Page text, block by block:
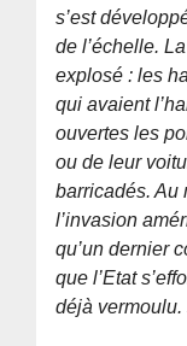
s’est
de l’échelle.
explosé : les
qui avaient
ouvertes les
ou de leur
barricadés. Au
l’invasion
qu’un dernier
que l’Etat
déjà vermoulu.